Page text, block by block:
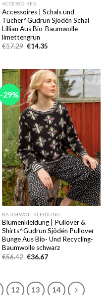
ACCESSOIRES
Accessoires | Schals und
Tücher^Gudrun Sjödén Schal
Lillian Aus Bio-Baumwolle
limettengrün
€17.29 Ursprünglicher
€14.35Aktueller
-29%
Add to
wishlist
BAUMWOLLKLEIDUNG
Blumenkleidung | Pullover &
Shirts^Gudrun Sjödén Pullover
Bunge Aus Bio- Und Recycling-
Baumwolle schwarz
€56.42 Ursprünglicher
€36.67Aktueller
12 13 14